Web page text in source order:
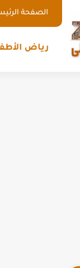
الصفحة
رياض